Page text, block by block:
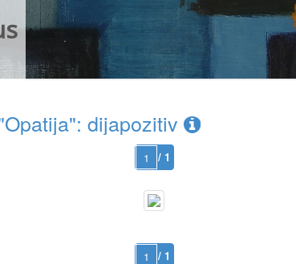
dijapozitiv
/ 1
/ 1